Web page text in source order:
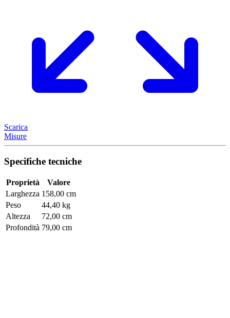
Scarica
Misure
Specifiche tecniche
Proprietà
Valore
Larghezza 158,00 cm
Peso
44,40 kg
Altezza
72,00 cm
Profondità 79,00 cm